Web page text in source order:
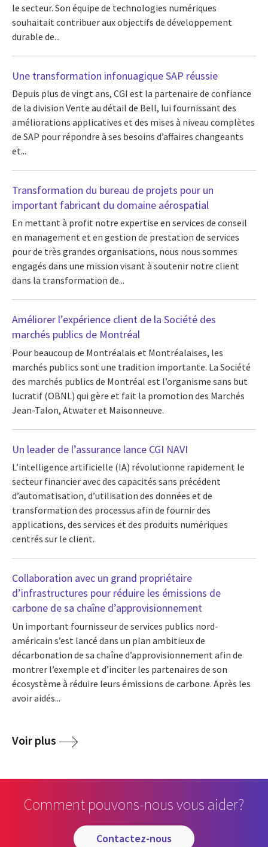
le secteur. Son équipe de technologies numériques
souhaitait contribuer aux objectifs de développement
durable de...
Une transformation infonuagique SAP réussie
Depuis plus de vingt ans, CGI est la partenaire de confiance
de la division Vente au détail de Bell, lui fournissant des
améliorations applicatives et des mises à niveau complètes
de SAP pour répondre à ses besoins d’affaires changeants
et...
Transformation du bureau de projets pour un
important fabricant du domaine aérospatial
En mettant à profit notre expertise en services de conseil
en management et en gestion de prestation de services
pour de très grandes organisations, nous nous sommes
engagés dans une mission visant à soutenir notre client
dans la transformation de...
Améliorer l’expérience client de la Société des
marchés publics de Montréal
Pour beaucoup de Montréalais et Montréalaises, les
marchés publics sont une tradition importante. La Société
des marchés publics de Montréal est l’organisme sans but
lucratif (OBNL) qui gère et fait la promotion des Marchés
Jean-Talon, Atwater et Maisonneuve.
Un leader de l’assurance lance CGI NAVI
L’intelligence artificielle (IA) révolutionne rapidement le
secteur financier avec des capacités sans précédent
d’automatisation, d’utilisation des données et de
transformation des processus afin de fournir des
applications, des services et des produits numériques
centrés sur le client.
Collaboration avec un grand propriétaire
d’infrastructures pour réduire les émissions de
carbone de sa chaîne d’approvisionnement
Un important fournisseur de services publics nord-
américain s’est lancé dans un plan ambitieux de
décarbonation de sa chaîne d’approvisionnement afin de
montrer l’exemple et d’inciter les partenaires de son
écosystème à réduire leurs émissions de carbone. Après les
avoir aidés...
Voir plus
Comment pouvons-nous vous aider?
contactez-nous